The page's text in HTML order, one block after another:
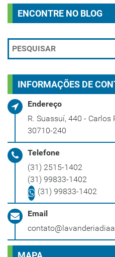
ENCONTRE NO BLOG
INFORMAÇÕES DE
Endereço
R. Suassuí, 440 - Carlos
30710-240
Telefone
(31) 2515-1402
(31) 99833-1402
(31) 99833-1402
Email